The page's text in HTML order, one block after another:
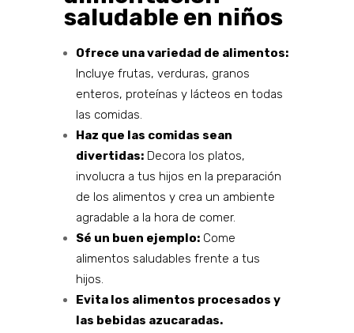
saludable en niños
Ofrece una variedad de alimentos:
Incluye frutas, verduras, granos
enteros, proteínas y lácteos en todas
las comidas.
Haz que las comidas sean
divertidas:Decora los platos,
involucra a tus hijos en la preparación
de los alimentos y crea un ambiente
agradable a la hora de comer.
Sé un buen ejemplo:Come
alimentos saludables frente a tus
hijos.
Evita los alimentos procesados y
las bebidas azucaradas.